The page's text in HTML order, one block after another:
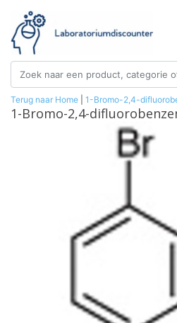
Terug naar Home 1-Bromo-2,4-
1-Bromo-2,4-